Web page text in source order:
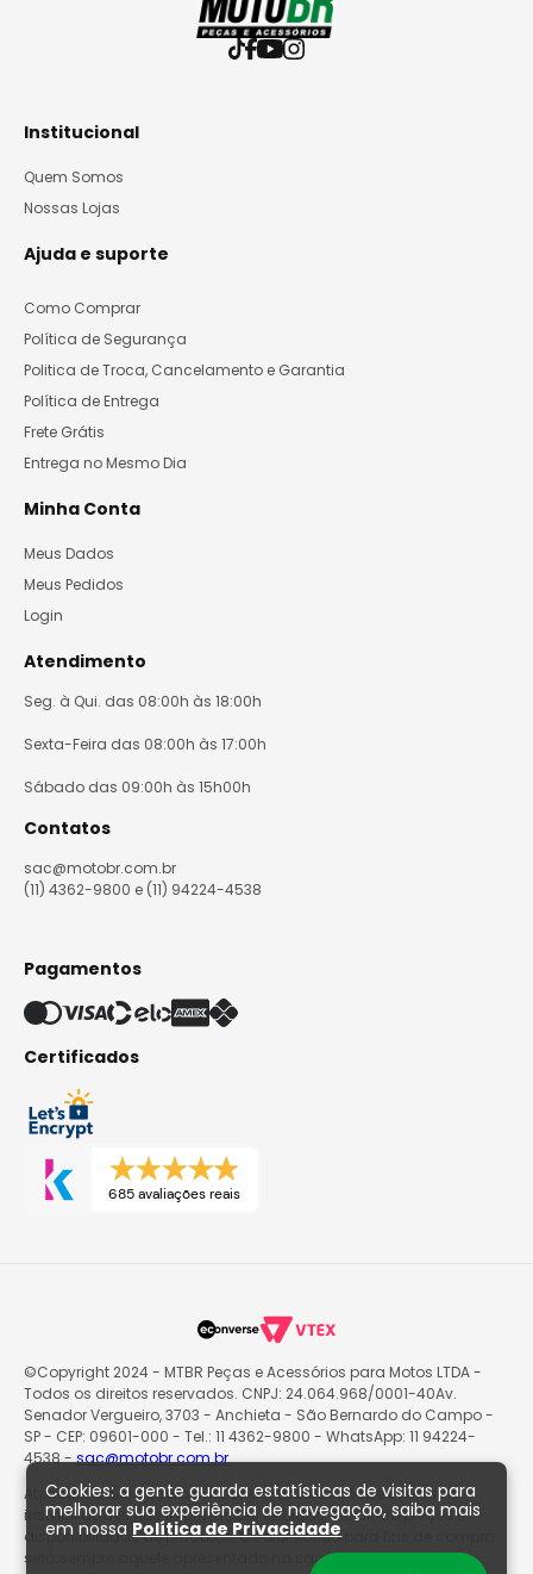
Cookies: a gente guarda estatísticas de visitas para
melhorar sua experiência de navegação, saiba mais
em nossa Política de Privacidade
Institucional
Quem Somos
Nossas Lojas
Ajuda e suporte
Como Comprar
Política de Segurança
Politica de Troca, Cancelamento e Garantia
Política de Entrega
Frete Grátis
Entrega no Mesmo Dia
Minha Conta
Meus Dados
Meus Pedidos
Login
Atendimento
Seg. à Qui. das 08:00h às 18:00h
Sexta-Feira das 08:00h às 17:00h
Sábado das 09:00h às 15h00h
Contatos
sac@motobr.com.br
(11) 4362-9800 e (11) 94224-4538
Pagamentos
Certificados
685 avaliações reais
©Copyright 2024 - MTBR Peças e Acessórios para Motos LTDA -
Todos os direitos reservados. CNPJ: 24.064.968/0001-40Av.
Senador Vergueiro, 3703 - Anchieta - São Bernardo do Campo -
SP - CEP: 09601-000 - Tel.: 11 4362-9800 - WhatsApp: 11 94224-
4538 -sac@motobr.com.br
Atenção: O site poderá passar por atualizações e eventuais
instabilidades nas informações exibidas, incluindo preços e
disponibilidade de produtos. O valor válido para fins de compra
será sempre aquele apresentado na sacola de produtos no